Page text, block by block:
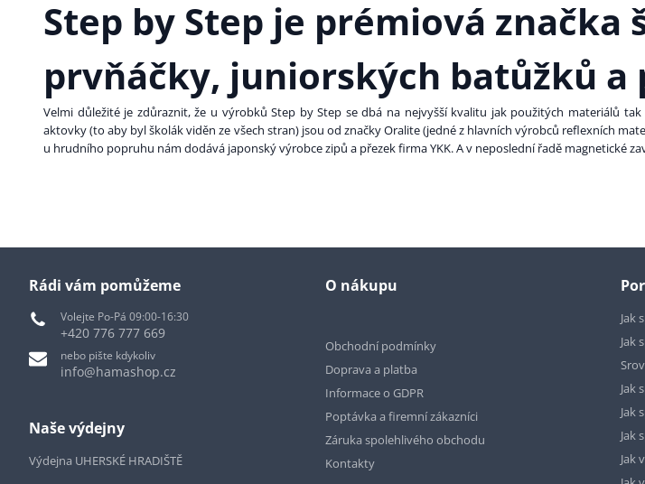
Step by Step je prémiová značka
prvňáčky, juniorských batůžků a
Velmi důležité je zdůraznit, že u výrobků Step by Step se dbá na nejvyšší kvalitu jak použitých materiálů
aktovky (to aby byl školák viděn ze všech stran) jsou od značky Oralite (jedné z hlavních výrobců reflexních
u hrudního popruhu nám dodává japonský výrobce zipů a přezek firma YKK. A v neposlední řadě magnetické
Rádi vám pomůžeme
Volejte Po-Pá 09:00-16:30
+420 776 777 669
nebo pište kdykoliv
info@hamashop.cz
Naše výdejny
Výdejna UHERSKÉ HRADIŠTĚ
O nákupu
Obchodní podmínky
Doprava a platba
Informace o GDPR
Poptávka a firemní zákazníci
Záruka spolehlivého obchodu
Kontakty
Jak
Jak
Jak
Jak
Jak
Jak